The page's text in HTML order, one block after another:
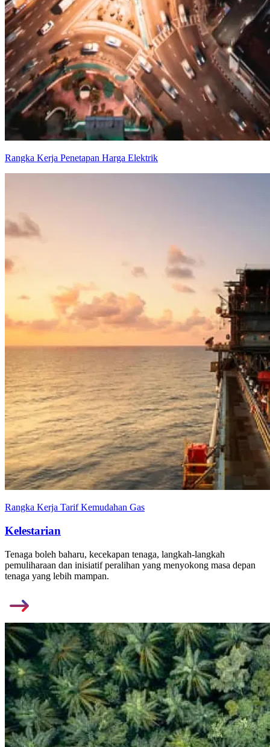
Rangka Kerja Penetapan Harga Elektrik
Rangka Kerja Tarif Kemudahan Gas
Kelestarian
Tenaga boleh baharu, kecekapan tenaga, langkah-langkah
pemuliharaan dan inisiatif peralihan yang menyokong masa depan
tenaga yang lebih mampan.